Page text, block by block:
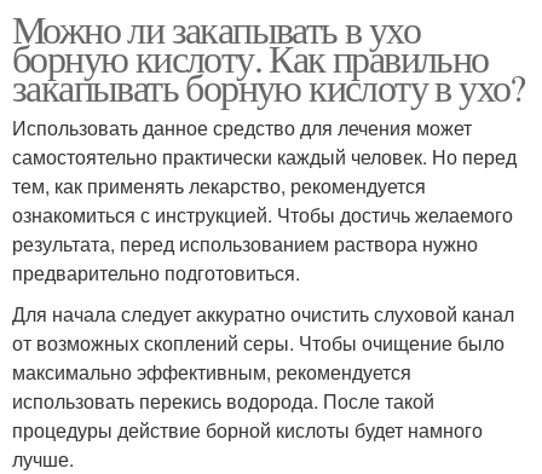
Можно ли закапывать в ухо
борную кислоту. Как правильно
закапывать борную кислоту в ухо?
Использовать данное средство для лечения может
самостоятельно практически каждый человек. Но перед
тем, как применять лекарство, рекомендуется
ознакомиться с инструкцией. Чтобы достичь желаемого
результата, перед использованием раствора нужно
предварительно подготовиться.
Для начала следует аккуратно очистить слуховой канал
от возможных скоплений серы. Чтобы очищение было
максимально эффективным, рекомендуется
использовать перекись водорода. После такой
процедуры действие борной кислоты будет намного
лучше.